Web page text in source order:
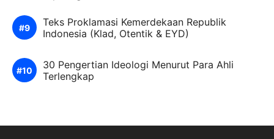
Teks Proklamasi Kemerdekaan Republik
Indonesia (Klad, Otentik & EYD)
30 Pengertian Ideologi Menurut Para Ahli
Terlengkap